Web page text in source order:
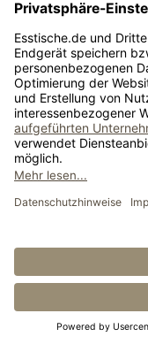
Lieferung nach
Tische
Tische
Sie schauen sich
©
Impressum